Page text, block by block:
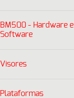
BM500 - Hardware e
Software
Visores
Plataformas